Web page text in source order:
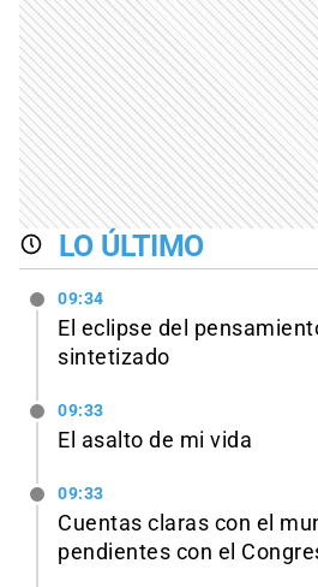
LO ÚLTIMO
09:34
El eclipse del
sintetizado
09:33
El asalto de mi vida
09:33
Cuentas claras con el
pendientes con el